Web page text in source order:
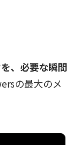
、必要な瞬間
の最大のメ